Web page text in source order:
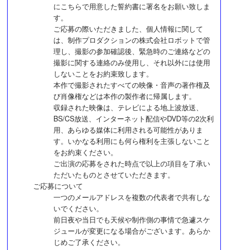
にこちらで用意した誓約書に署名をお願い致しま
す。
ご応募の際いただきました、個人情報に関して
は、制作プロダクションの株式会社ロボットで管
理し、撮影の参加確認後、緊急時のご連絡などの
撮影に関する連絡のみ使用し、それ以外には使用
しないことをお約束致します。
本作で撮影されたすべての映像・音声の著作権及
び肖像権などは本作の製作者に帰属します。
収録された映像は、テレビによる地上波放送、
BS/CS放送、インターネット配信やDVD等の2次利
用、あらゆる媒体に利用される可能性がありま
す。いかなる利用にも何ら権利を主張しないこと
をお約束ください。
ご出演の応募をされた時点で以上の項目を了承い
ただいたものとさせていただきます。
ご応募について
一つのメールアドレスを複数の代表者で共有しな
いでください。
前日夜や当日でも天候や制作側の事情で急遽スケ
ジュールが変更になる場合がございます。あらか
じめご了承ください。